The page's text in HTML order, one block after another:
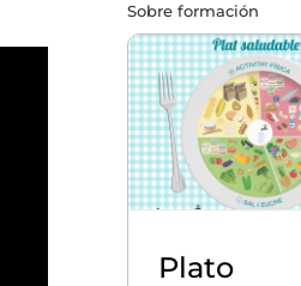
Sobre formación
Plato